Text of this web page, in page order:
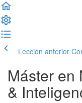
Lección anterior
Máster en
&